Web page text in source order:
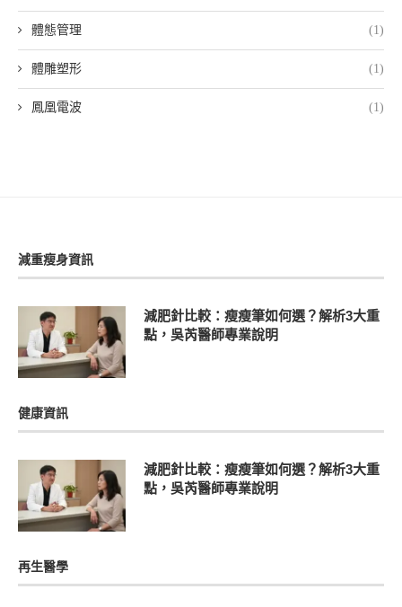
體態管理 (1)
體雕塑形 (1)
鳳凰電波 (1)
減重瘦身資訊
減肥針比較：瘦瘦筆如何選？解析3大重
點，吳芮醫師專業說明
健康資訊
減肥針比較：瘦瘦筆如何選？解析3大重
點，吳芮醫師專業說明
再生醫學